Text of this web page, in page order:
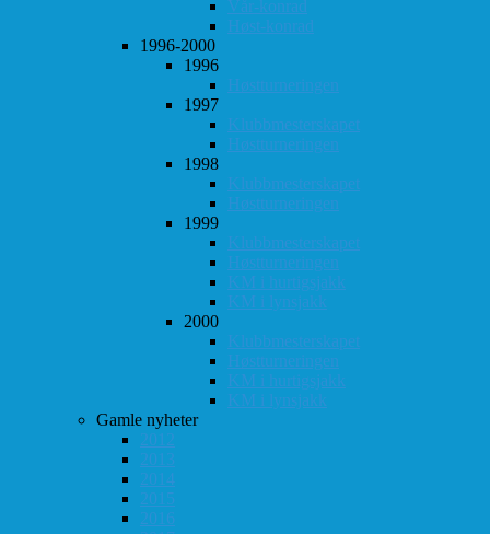
Vår-konrad
Høst-konrad
1996-2000
1996
Høstturneringen
1997
Klubbmesterskapet
Høstturneringen
1998
Klubbmesterskapet
Høstturneringen
1999
Klubbmesterskapet
Høstturneringen
KM i hurtigsjakk
KM i lynsjakk
2000
Klubbmesterskapet
Høstturneringen
KM i hurtigsjakk
KM i lynsjakk
Gamle nyheter
2012
2013
2014
2015
2016